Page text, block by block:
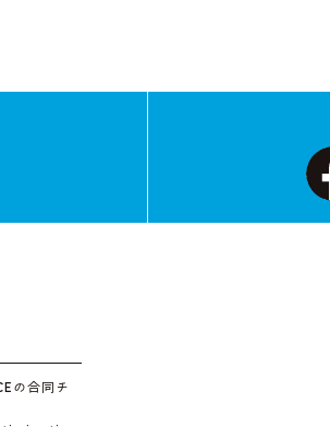
の合同チ